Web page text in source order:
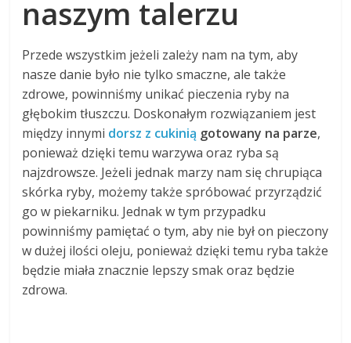
naszym talerzu
Przede wszystkim jeżeli zależy nam na tym, aby
nasze danie było nie tylko smaczne, ale także
zdrowe, powinniśmy unikać pieczenia ryby na
głębokim tłuszczu. Doskonałym rozwiązaniem jest
między innymi dorsz z cukinią gotowany na parze,
ponieważ dzięki temu warzywa oraz ryba są
najzdrowsze. Jeżeli jednak marzy nam się chrupiąca
skórka ryby, możemy także spróbować przyrządzić
go w piekarniku. Jednak w tym przypadku
powinniśmy pamiętać o tym, aby nie był on pieczony
w dużej ilości oleju, ponieważ dzięki temu ryba także
będzie miała znacznie lepszy smak oraz będzie
zdrowa.